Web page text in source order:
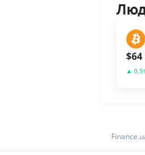
$64
▲ 0,5